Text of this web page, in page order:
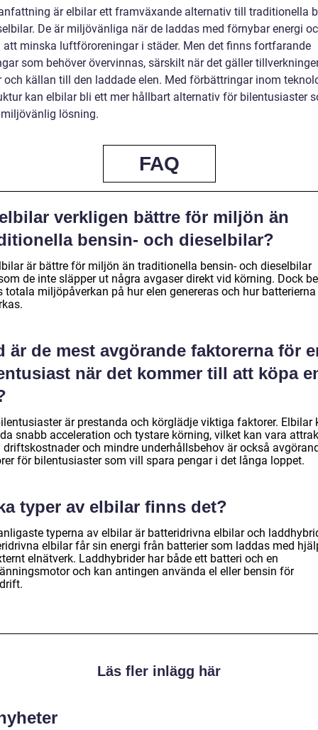
är elbilar ett framväxande alternativ till traditionella
De är miljövänliga när de laddas med förnybar energi
minska luftföroreningar i städer. Men det finns fortfarande
som behöver övervinnas, särskilt när det gäller
och källan till den laddade elen. Med förbättringar inom
kan elbilar bli ett mer hållbart alternativ för bilentusiaster
lösning.
FAQ
verkligen bättre för miljön än
bensin- och dieselbilar?
är bättre för miljön än traditionella bensin- och dieselbilar
de inte släpper ut några avgaser direkt vid körning. Dock
totala miljöpåverkan på hur elen genereras och hur batterierna
är de mest avgörande faktorerna för
när det kommer till att köpa
är prestanda och körglädje viktiga faktorer. Elbilar
snabb acceleration och tystare körning, vilket kan vara
driftskostnader och mindre underhållsbehov är också
för bilentusiaster som vill spara pengar i det långa loppet.
typer av elbilar finns det?
typerna av elbilar är batteridrivna elbilar och
elbilar får sin energi från batterier som laddas med
elnätverk. Laddhybrider har både ett batteri och en
och kan antingen använda el eller bensin för
Läs fler inlägg här